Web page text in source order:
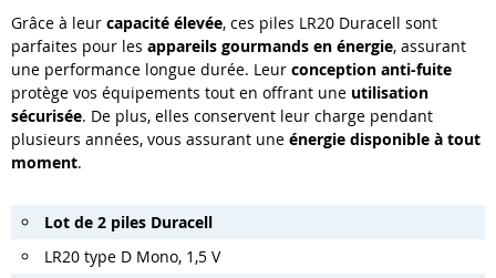
Grâce à leur capacité élevée, ces piles LR20 Duracell sont
parfaites pour les appareils gourmands en énergie, assurant
une performance longue durée. Leur conception anti-fuite
protège vos équipements tout en offrant une utilisation
sécurisée. De plus, elles conservent leur charge pendant
plusieurs années, vous assurant une énergie disponible à tout
moment.
Lot de 2 piles Duracell
LR20 type D Mono, 1,5 V